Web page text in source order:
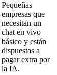
Pequeñas
empresas que
necesitan un
chat en vivo
básico y están
dispuestas a
pagar extra por
la IA.